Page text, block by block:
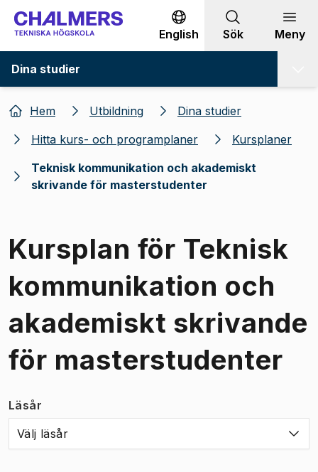
Gå till innehållet
English Sök Meny
Dina studier
Hem Utbildning
Dina studier
Hitta kurs- och programplaner
Kursplaner
Teknisk kommunikation och akademiskt
skrivande för masterstudenter
Kursplan för Teknisk
kommunikation och
akademiskt skrivande
för masterstudenter
Läsår
Välj läsår